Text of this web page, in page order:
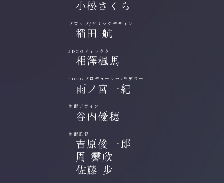
小松さくら
プロップ/ギミックデザイン
稲田 航
3DCGディレクター
相澤楓馬
3DCGプロデューサー/モデラー
雨ノ宮一紀
美術デザイン
谷内優穂
美術監督
吉原俊一郎
周 霽欣
佐藤 歩